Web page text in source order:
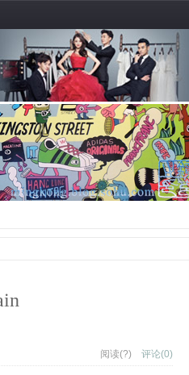
阅读(?) 评论(0)